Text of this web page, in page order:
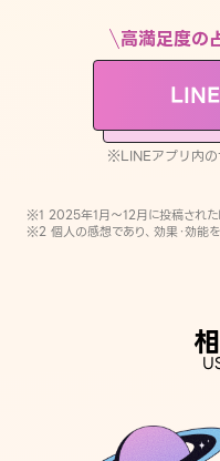
※LINEアプリ内のサービスページへ遷移
高満足度の
※LINEアプリ内の
※1 2025年1月〜12月に投稿された
※2 個人の感想であり、効果・効能